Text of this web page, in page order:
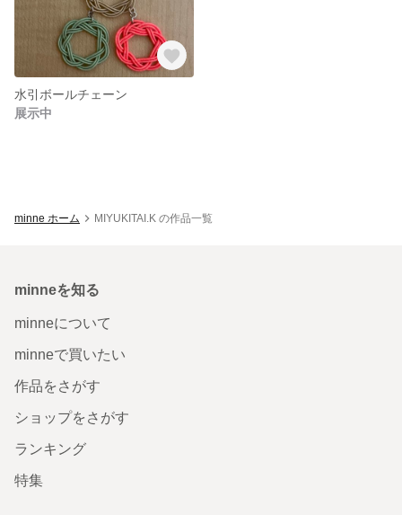
水引ボールチェーン
展示中
minne ホーム MIYUKITAI.K の作品一覧
minneを知る
minneについて
minneで買いたい
作品をさがす
ショップをさがす
ランキング
特集